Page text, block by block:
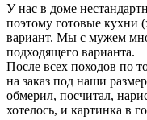
У нас в доме
поэтому готовые кухни
вариант. Мы с мужем
подходящего варианта.
После всех походов по
на заказ под наши
обмерил, посчитал,
хотелось, и картинка в